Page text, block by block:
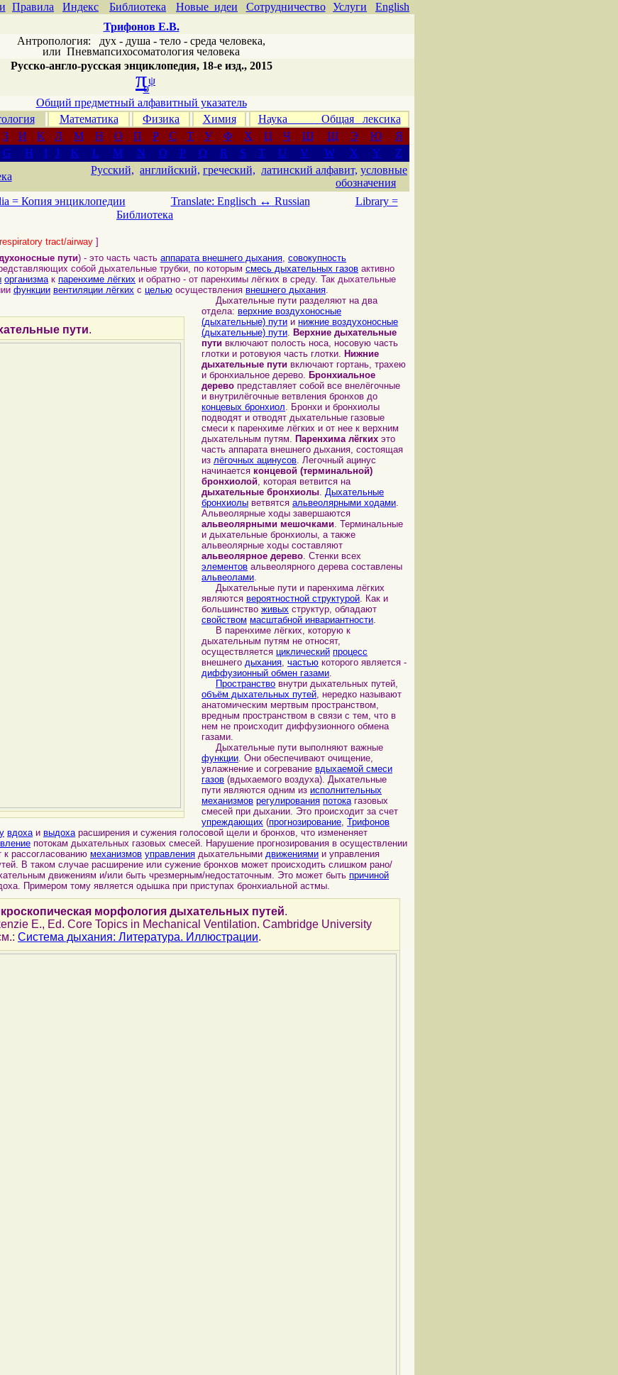
Правила Индекс Библиотека Новые идеи Сотрудничество Услуги
English
Трифонов Е.В.
Антропология: дух - душа - тело - среда человека,
или Пневмапсихосоматология человека
Русско-англо-русская энциклопедия, 18-е изд., 2015
πψ
σ
Общий предметный алфавитный указатель
Математика Физика Химия
Наука Общая лексика
З И К Л М Н О П Р С Т У Ф Х Ц Ч Ш Щ Э Ю
Я
G H I J K L M N O P Q R S T U V W X Y
Z
Русский, английский, греческий, латинский алфавит, условные
обозначения
= Копия энциклопедии Translate: Englisch ↔ Russian
Library =
Библиотека
respiratory tract/airway ]
пути) - это часть часть аппарата внешнего дыхания, совокупность
собой дыхательные трубки, по которым смесь дыхательных газов активно
организмак паренхиме лёгких и обратно - от паренхимы лёгких в среду. Так дыхательные
функции вентиляции лёгких с целью осуществления внешнего дыхания.
пути.
Дыхательные пути разделяют на два
отдела: верхние воздухоносные
(дыхательные) пути и нижние воздухоносные
(дыхательные) пути. Верхние дыхательные
пути включают полость носа, носовую часть
глотки и ротовуюя часть глотки. Нижние
дыхательные пути включают гортань, трахею
и бронхиальное дерево. Бронхиальное
дерево представляет собой все внелёгочные
и внутрилёгочные ветвления бронхов до
концевых бронхиол. Бронхи и бронхиолы
подводят и отводят дыхательные газовые
смеси к паренхиме лёгких и от нее к верхним
дыхательным путям. Паренхима лёгких это
часть аппарата внешнего дыхания, состоящая
из лёгочных ацинусов. Легочный ацинус
начинается концевой (терминальной)
бронхиолой, которая ветвится на
дыхательные бронхиолы. Дыхательные
бронхиолы ветвятся альвеолярными ходами.
Альвеолярные ходы завершаются
альвеолярными мешочками. Терминальные
и дыхательные бронхиолы, а также
альвеолярные ходы составляют
альвеолярное дерево. Стенки всех
элементов альвеолярного дерева составлены
альвеолами.
Дыхательные пути и паренхима лёгких
являются вероятностной структурой. Как и
большинство живых структур, обладают
свойством масштабной инвариантности.
В паренхиме лёгких, которую к
дыхательным путям не относят,
осуществляется циклический процесс
внешнего дыхания, частью которого является -
диффузионный обмен газами.
Пространство внутри дыхательных путей,
объём дыхательных путей, нередко называют
анатомическим мертвым пространством,
вредным пространством в связи с тем, что в
нем не происходит диффузионного обмена
газами.
Дыхательные пути выполняют важные
функции. Они обеспечивают очищение,
увлажнение и согревание вдыхаемой смеси
газов (вдыхаемого воздуха). Дыхательные
пути являются одним из исполнительных
механизмов регулирования потокагазовых
смесей при дыхании. Это происходит за счет
упреждающих (прогнозирование, Трифонов
вдохаи выдохарасширения и сужения голосовой щели и бронхов, что измененяет
потокам дыхательных газовых смесей. Нарушение прогнозирования в осуществлении
рассогласованию механизмов управления дыхательными движениями и управления
В таком случае расширение или сужение бронхов может происходить слишком рано/
движениям и/или быть чрезмерным/недостаточным. Это может быть причиной
Примером тому является одышка при приступах бронхиальной астмы.
морфология дыхательных путей.
E., Ed. Core Topics in Mechanical Ventilation. Cambridge University
Система дыхания: Литература. Иллюстрации.